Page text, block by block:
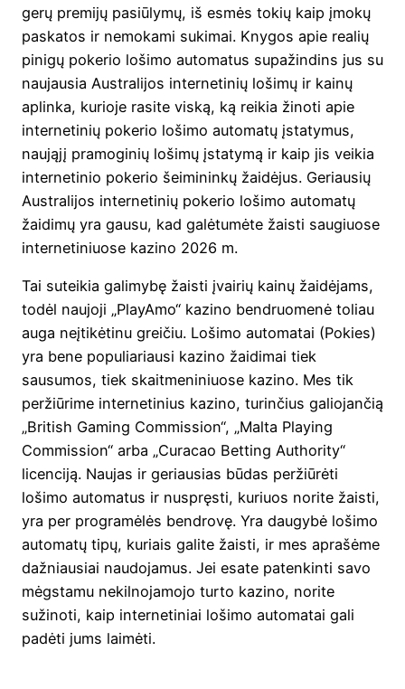
gerų premijų pasiūlymų, iš esmės tokių kaip įmokų
paskatos ir nemokami sukimai. Knygos apie realių
pinigų pokerio lošimo automatus supažindins jus su
naujausia Australijos internetinių lošimų ir kainų
aplinka, kurioje rasite viską, ką reikia žinoti apie
internetinių pokerio lošimo automatų įstatymus,
naująjį pramoginių lošimų įstatymą ir kaip jis veikia
internetinio pokerio šeimininkų žaidėjus. Geriausių
Australijos internetinių pokerio lošimo automatų
žaidimų yra gausu, kad galėtumėte žaisti saugiuose
internetiniuose kazino 2026 m.
Tai suteikia galimybę žaisti įvairių kainų žaidėjams,
todėl naujoji „PlayAmo“ kazino bendruomenė toliau
auga neįtikėtinu greičiu. Lošimo automatai (Pokies)
yra bene populiariausi kazino žaidimai tiek
sausumos, tiek skaitmeniniuose kazino. Mes tik
peržiūrime internetinius kazino, turinčius galiojančią
„British Gaming Commission“, „Malta Playing
Commission“ arba „Curacao Betting Authority“
licenciją. Naujas ir geriausias būdas peržiūrėti
lošimo automatus ir nuspręsti, kuriuos norite žaisti,
yra per programėlės bendrovę. Yra daugybė lošimo
automatų tipų, kuriais galite žaisti, ir mes aprašėme
dažniausiai naudojamus. Jei esate patenkinti savo
mėgstamu nekilnojamojo turto kazino, norite
sužinoti, kaip internetiniai lošimo automatai gali
padėti jums laimėti.